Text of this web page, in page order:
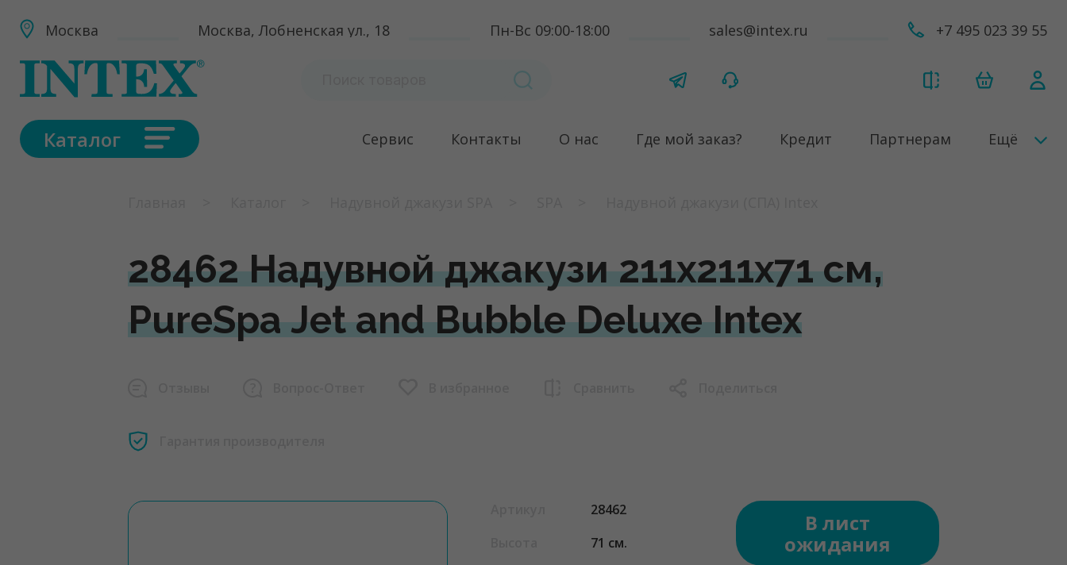
Москва Москва, Лобненская ул., 18 Пн-Вс 09:00-18:00 sales@intex.ru +7 495 023 39 55
Каталог Сервис Контакты О нас Где мой заказ? Кредит Партнерам Ещё
28462 Надувной джакузи 211х211х71 см,
PureSpa Jet and Bubble Deluxe Intex
28462
71 см.
В лист
ожидания